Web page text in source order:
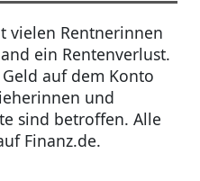
vielen Rentnerinnen
ein Rentenverlust.
auf dem Konto
und
sind betroffen. Alle
Finanz.de.